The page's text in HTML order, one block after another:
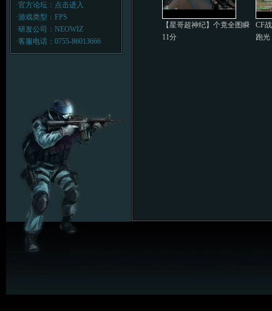
·官方论坛： 点击进入
·游戏类型：FPS
·研发公司：NEOWIZ
·客服电话：0755-86013666
【星哥超神纪】个竟全图瞬
11分
CF
跑光